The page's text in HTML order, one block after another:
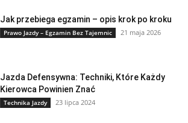
Jak przebiega egzamin – opis krok po kroku
Prawo Jazdy – Egzamin Bez Tajemnic 21 maja 2026
Jazda Defensywna: Techniki, Które Każdy
Kierowca Powinien Znać
Technika Jazdy 23 lipca 2024